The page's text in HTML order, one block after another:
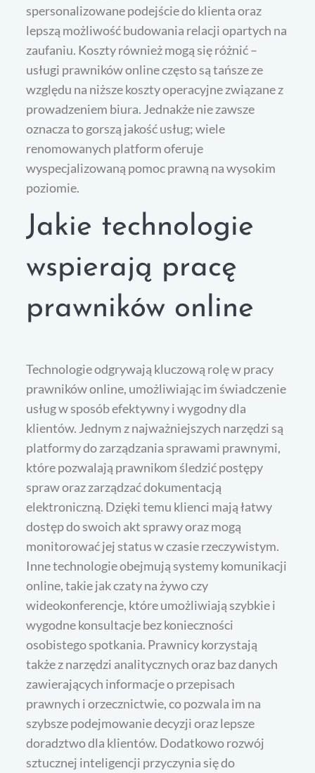
spersonalizowane podejście do klienta oraz
lepszą możliwość budowania relacji opartych na
zaufaniu. Koszty również mogą się różnić –
usługi prawników online często są tańsze ze
względu na niższe koszty operacyjne związane z
prowadzeniem biura. Jednakże nie zawsze
oznacza to gorszą jakość usług; wiele
renomowanych platform oferuje
wyspecjalizowaną pomoc prawną na wysokim
poziomie.
Jakie technologie
wspierają pracę
prawników online
Technologie odgrywają kluczową rolę w pracy
prawników online, umożliwiając im świadczenie
usług w sposób efektywny i wygodny dla
klientów. Jednym z najważniejszych narzędzi są
platformy do zarządzania sprawami prawnymi,
które pozwalają prawnikom śledzić postępy
spraw oraz zarządzać dokumentacją
elektroniczną. Dzięki temu klienci mają łatwy
dostęp do swoich akt sprawy oraz mogą
monitorować jej status w czasie rzeczywistym.
Inne technologie obejmują systemy komunikacji
online, takie jak czaty na żywo czy
wideokonferencje, które umożliwiają szybkie i
wygodne konsultacje bez konieczności
osobistego spotkania. Prawnicy korzystają
także z narzędzi analitycznych oraz baz danych
zawierających informacje o przepisach
prawnych i orzecznictwie, co pozwala im na
szybsze podejmowanie decyzji oraz lepsze
doradztwo dla klientów. Dodatkowo rozwój
sztucznej inteligencji przyczynia się do